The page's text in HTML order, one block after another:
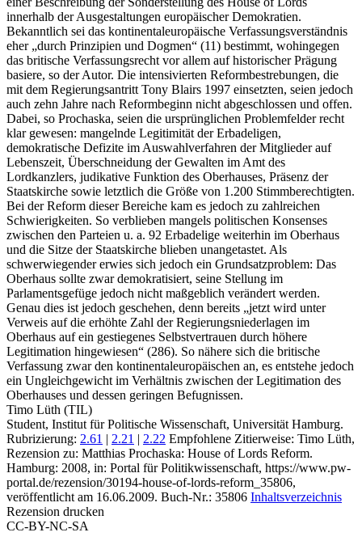
innerhalb der Ausgestaltungen europäischer Demokratien.
Bekanntlich sei das kontinentaleuropäische Verfassungsverständnis
eher „durch Prinzipien und Dogmen“ (11) bestimmt, wohingegen
das britische Verfassungsrecht vor allem auf historischer Prägung
basiere, so der Autor. Die intensivierten Reformbestrebungen, die
mit dem Regierungsantritt Tony Blairs 1997 einsetzten, seien jedoch
auch zehn Jahre nach Reformbeginn nicht abgeschlossen und offen.
Dabei, so Prochaska, seien die ursprünglichen Problemfelder recht
klar gewesen: mangelnde Legitimität der Erbadeligen,
demokratische Defizite im Auswahlverfahren der Mitglieder auf
Lebenszeit, Überschneidung der Gewalten im Amt des
Lordkanzlers, judikative Funktion des Oberhauses, Präsenz der
Staatskirche sowie letztlich die Größe von 1.200 Stimmberechtigten.
Bei der Reform dieser Bereiche kam es jedoch zu zahlreichen
Schwierigkeiten. So verblieben mangels politischen Konsenses
zwischen den Parteien u. a. 92 Erbadelige weiterhin im Oberhaus
und die Sitze der Staatskirche blieben unangetastet. Als
schwerwiegender erwies sich jedoch ein Grundsatzproblem: Das
Oberhaus sollte zwar demokratisiert, seine Stellung im
Parlamentsgefüge jedoch nicht maßgeblich verändert werden.
Genau dies ist jedoch geschehen, denn bereits „jetzt wird unter
Verweis auf die erhöhte Zahl der Regierungsniederlagen im
Oberhaus auf ein gestiegenes Selbstvertrauen durch höhere
Legitimation hingewiesen“ (286). So nähere sich die britische
Verfassung zwar den kontinentaleuropäischen an, es entstehe jedoch
ein Ungleichgewicht im Verhältnis zwischen der Legitimation des
Oberhauses und dessen geringen Befugnissen.
Timo Lüth (TIL)
Student, Institut für Politische Wissenschaft, Universität Hamburg.
Rubrizierung: 2.61 | 2.21 | 2.22 Empfohlene Zitierweise: Timo Lüth,
Rezension zu: Matthias Prochaska: House of Lords Reform.
Hamburg: 2008, in: Portal für Politikwissenschaft, https://www.pw-
portal.de/rezension/30194-house-of-lords-reform_35806,
veröffentlicht am 16.06.2009. Buch-Nr.: 35806 Inhaltsverzeichnis
Rezension drucken
CC-BY-NC-SA